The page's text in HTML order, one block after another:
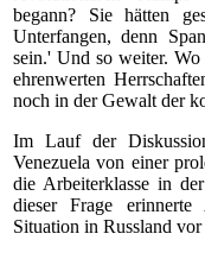
begann? Sie hätten
Unterfangen, denn
sein.' Und so weiter.
ehrenwerten
noch in der Gewalt der
Im Lauf der
Venezuela von einer
die Arbeiterklasse in
dieser Frage
Situation in Russland vor